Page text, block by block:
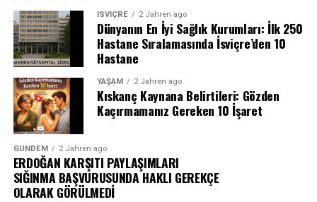
İSVIÇRE 2 Jahren ago
Dünyanın En İyi Sağlık Kurumları: İlk 250
Hastane Sıralamasında İsviçre’den 10
Hastane
YAŞAM 2 Jahren ago
Kıskanç Kaynana Belirtileri: Gözden
Kaçırmamanız Gereken 10 İşaret
GÜNDEM 2 Jahren ago
ERDOĞAN KARŞITI PAYLAŞIMLARI
SIĞINMA BAŞVURUSUNDA HAKLI GEREKÇE
OLARAK GÖRÜLMEDİ